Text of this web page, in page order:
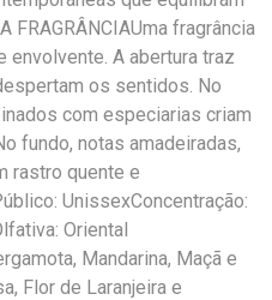
FRAGRÂNCIAUma fragrância
envolvente. A abertura traz
os sentidos. No
com especiarias criam
fundo, notas amadeiradas,
rastro quente e
UnissexConcentração:
Oriental
Mandarina, Maçã e
Flor de Laranjeira e